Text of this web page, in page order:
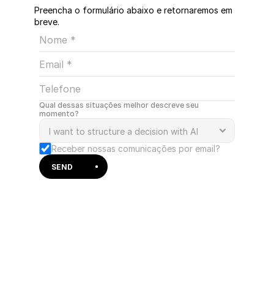
Preencha o formulário abaixo e retornaremos em
breve.
Qual dessas situações melhor descreve seu
momento?
Receber nossas comunicações por email?
SEND